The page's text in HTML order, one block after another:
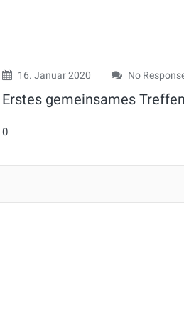
16. Januar 2020 No
Erstes gemeinsames
0